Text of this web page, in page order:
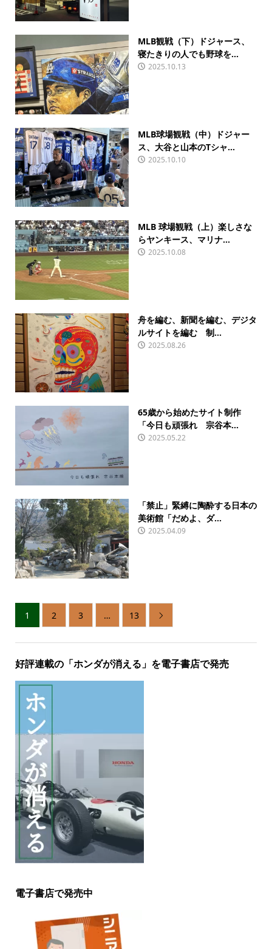
MLB観戦（下）ドジャース、
寝たきりの人でも野球を...
2025.10.13
MLB球場観戦（中）ドジャー
ス、大谷と山本のTシャ...
2025.10.10
MLB 球場観戦（上）楽しさな
らヤンキース、マリナ...
2025.10.08
舟を編む、新聞を編む、デジタ
ルサイトを編む 制...
2025.08.26
65歳から始めたサイト制作
「今日も頑張れ 宗谷本...
2025.05.22
「禁止」緊縛に陶酔する日本の
美術館「だめよ、ダ...
2025.04.09
1 2 3 … 13 
好評連載の「ホンダが消える」を電子書店で発売
電子書店で発売中